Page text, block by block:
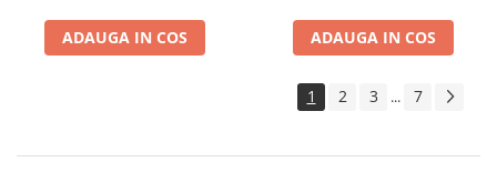
Accesorii instrumente de masura
Camere Termice
ADAUGA IN COS ADAUGA IN COS
1 2 3 ... 7